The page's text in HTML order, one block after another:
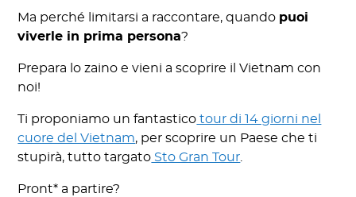
Ma perché limitarsi a raccontare, quando puoi
viverle in prima persona?
Prepara lo zaino e vieni a scoprire il Vietnam con
noi!
Ti proponiamo un fantastico tour di 14 giorni nel
cuore del Vietnam, per scoprire un Paese che ti
stupirà, tutto targato Sto Gran Tour.
Pront* a partire?